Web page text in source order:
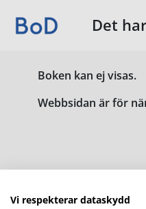
Det
Boken kan ej visas.
Webbsidan är för
Vi respekterar dataskydd